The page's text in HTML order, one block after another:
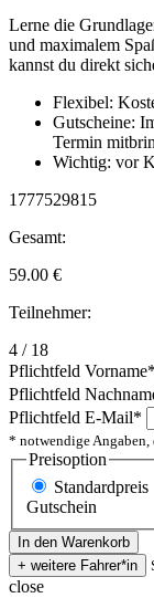
Lerne die
und maximalem
kannst du direkt
Flexibel:
Gutscheine:
Termin
Wichtig: vor
1777529815
Gesamt:
59.00 €
Teilnehmer:
4 / 18
Pflichtfeld Vorname*
Pflichtfeld
Pflichtfeld E-Mail*
* notwendige
Preisoption
Standardpreis
Gutschein
close